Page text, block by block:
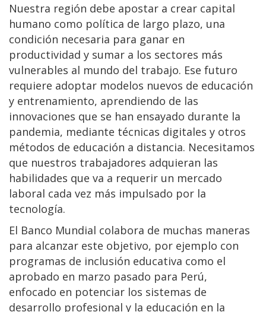
Nuestra región debe apostar a crear capital
humano como política de largo plazo, una
condición necesaria para ganar en
productividad y sumar a los sectores más
vulnerables al mundo del trabajo. Ese futuro
requiere adoptar modelos nuevos de educación
y entrenamiento, aprendiendo de las
innovaciones que se han ensayado durante la
pandemia, mediante técnicas digitales y otros
métodos de educación a distancia. Necesitamos
que nuestros trabajadores adquieran las
habilidades que va a requerir un mercado
laboral cada vez más impulsado por la
tecnología.
El Banco Mundial colabora de muchas maneras
para alcanzar este objetivo, por ejemplo con
programas de inclusión educativa como el
aprobado en marzo pasado para Perú,
enfocado en potenciar los sistemas de
desarrollo profesional y la educación en la